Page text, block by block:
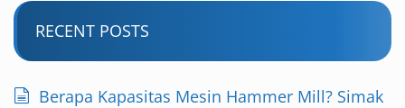
RECENT POSTS
Berapa Kapasitas Mesin Hammer Mill? Simak